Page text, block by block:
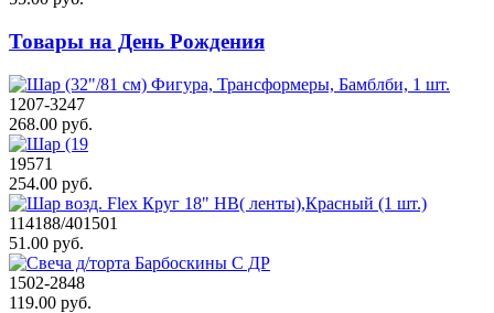
Товары на День Рождения
1207-3247
268.00 руб.
19571
254.00 руб.
114188/401501
51.00 руб.
1502-2848
119.00 руб.